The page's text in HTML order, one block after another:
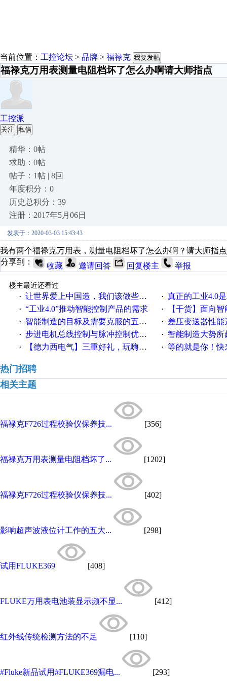
当前位置： 工控论坛 > 品牌 > 福禄克 我要发帖
福禄克万用表测量电阻档坏了怎么办啊请大师指点
工控派
关注 私信
精华：0帖
求助：0帖
帖子：1帖 | 8回
年度积分：0
历史总积分：39
注册：2017年5月06日
发表于：2020-03-03 15:43:43
我有两个福禄克万用表，测量电阻档坏了怎么办啊？请大师指
分享到：
收藏 邀请回答 回复楼主 举报
楼主最近还看过
· 让世界爱上中国造，我们该做些什么 · 真正的工业4.0
· “工业4.0”推动智能控制产品的需求 · 【干货】面向
· 智能制造的目标及需要克服的五个障碍 · 差压变送器性能达
· 步进电机总线控制与脉冲控制优缺点 · 智能制造大势所趋
· 【德力西电气】三重好礼，玩嗨夏日！ · 等的就是你！快来
热门招聘
相关主题
福禄克F726过程校验仪保养技... [356]
福禄克万用表测量电阻档坏了... [1202]
福禄克F726过程校验仪保养技... [402]
影响超声波液位计工作的五大... [298]
试用FLUKE369 [408]
FLUKE万用表电池装显示频不显... [412]
红外线传统检测方法的不足 [110]
#Fluke新品试用#FLUKE369漏电... [293]